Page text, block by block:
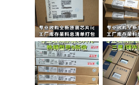
快速清空仓库，释放仓储空间，
覆盖全国上门收货，珠三角、深
只需提供型号、数量、实物照片
无中间商层层压价，出价高于同
有闲置电子库存欢迎随时联系洽谈